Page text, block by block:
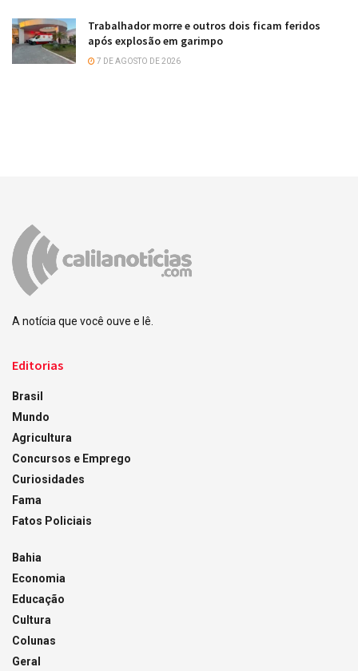
Trabalhador morre e outros dois ficam feridos
após explosão em garimpo
7 DE AGOSTO DE 2026
A notícia que você ouve e lê.
Editorias
Brasil
Mundo
Agricultura
Concursos e Emprego
Curiosidades
Fama
Fatos Policiais
Bahia
Economia
Educação
Cultura
Colunas
Geral